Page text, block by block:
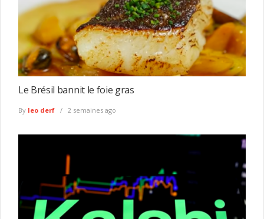
Le Brésil bannit le foie gras
By leo derf 2 semaines ago